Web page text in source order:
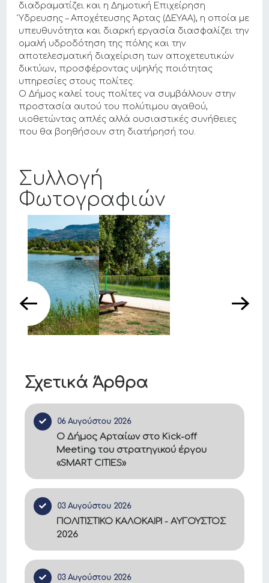
Σχετικά Άρθρα
06 Αυγούστου 2026
Ο Δήμος Αρταίων στο Kick-off
Meeting του στρατηγικού έργου
«SMART CITIES»
03 Αυγούστου 2026
ΠΟΛΙΤΙΣΤΙΚΟ ΚΑΛΟΚΑΙΡΙ - ΑΥΓΟΥΣΤΟΣ
2026
03 Αυγούστου 2026
διαδραματίζει και η Δημοτική Επιχείρηση
Ύδρευσης – Αποχέτευσης Άρτας (ΔΕΥΑΑ), η οποία με
υπευθυνότητα και διαρκή εργασία διασφαλίζει την
ομαλή υδροδότηση της πόλης και την
αποτελεσματική διαχείριση των αποχετευτικών
δικτύων, προσφέροντας υψηλής ποιότητας
υπηρεσίες στους πολίτες.
Ο Δήμος καλεί τους πολίτες να συμβάλλουν στην
προστασία αυτού του πολύτιμου αγαθού,
υιοθετώντας απλές αλλά ουσιαστικές συνήθειες
που θα βοηθήσουν στη διατήρησή του.
Συλλογή
Φωτογραφιών